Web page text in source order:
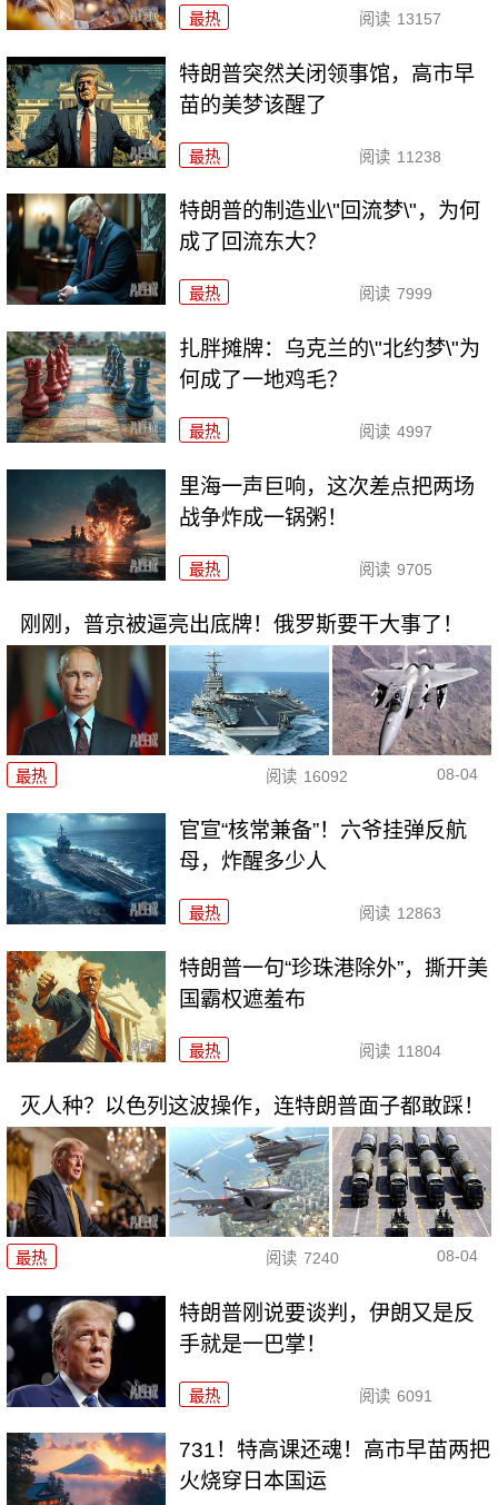
最热 阅读 13157
特朗普突然关闭领事馆，高市早
苗的美梦该醒了
最热 阅读 11238
特朗普的制造业\"回流梦\"，为何
成了回流东大？
最热 阅读 7999
扎胖摊牌：乌克兰的\"北约梦\"为
何成了一地鸡毛？
最热 阅读 4997
里海一声巨响，这次差点把两场
战争炸成一锅粥！
最热 阅读 9705
刚刚，普京被逼亮出底牌！俄罗斯要干大事了！
最热 阅读 16092 08-04
官宣“核常兼备”！六爷挂弹反航
母，炸醒多少人
最热 阅读 12863
特朗普一句“珍珠港除外”，撕开美
国霸权遮羞布
最热 阅读 11804
灭人种？以色列这波操作，连特朗普面子都敢踩！
最热 阅读 7240 08-04
特朗普刚说要谈判，伊朗又是反
手就是一巴掌！
最热 阅读 6091
731！特高课还魂！高市早苗两把
火烧穿日本国运